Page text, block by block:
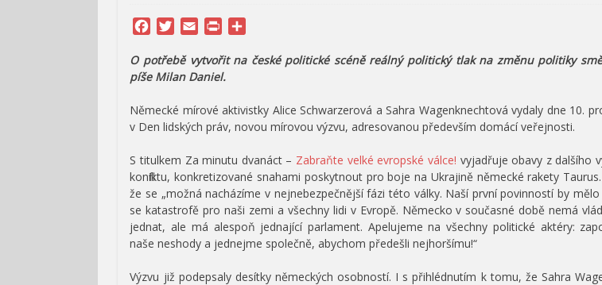
Facebook
Twitter
Email Print
O potřebě vytvořit na české politické scéně reálný politický tlak na změnu politiky
píše Milan Daniel.
Německé mírové aktivistky Alice Schwarzerová a Sahra Wagenknechtová vydaly dne 10.
v Den lidských práv, novou mírovou výzvu, adresovanou především domácí veřejnosti.
S titulkem Za minutu dvanáct – Zabraňte velké evropské válce! vyjadřuje obavy z dalšího
konfliktu, konkretizované snahami poskytnout pro boje na Ukrajině německé rakety
že se „možná nacházíme v nejnebezpečnější fázi této války. Naší první povinností by
se katastrofě pro naši zemi a všechny lidi v Evropě. Německo v současné době nemá
jednat, ale má alespoň jednající parlament. Apelujeme na všechny politické aktéry:
naše neshody a jednejme společně, abychom předešli nejhoršímu!“
Výzvu již podepsaly desítky německých osobností. I s přihlédnutím k tomu, že Sahra